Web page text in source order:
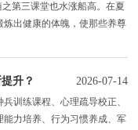
第三课堂也水涨船高。在夏
出健康的体魄，使那些养尊
升？ 2026-07-14
训练课程、心理疏导校正、
力培养、行为习惯养成、军